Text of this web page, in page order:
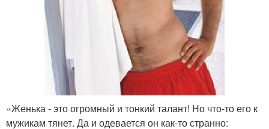
«Женька - это огромный и тонкий талант! Но что-то его к
мужикам тянет. Да и одевается он как-то странно: